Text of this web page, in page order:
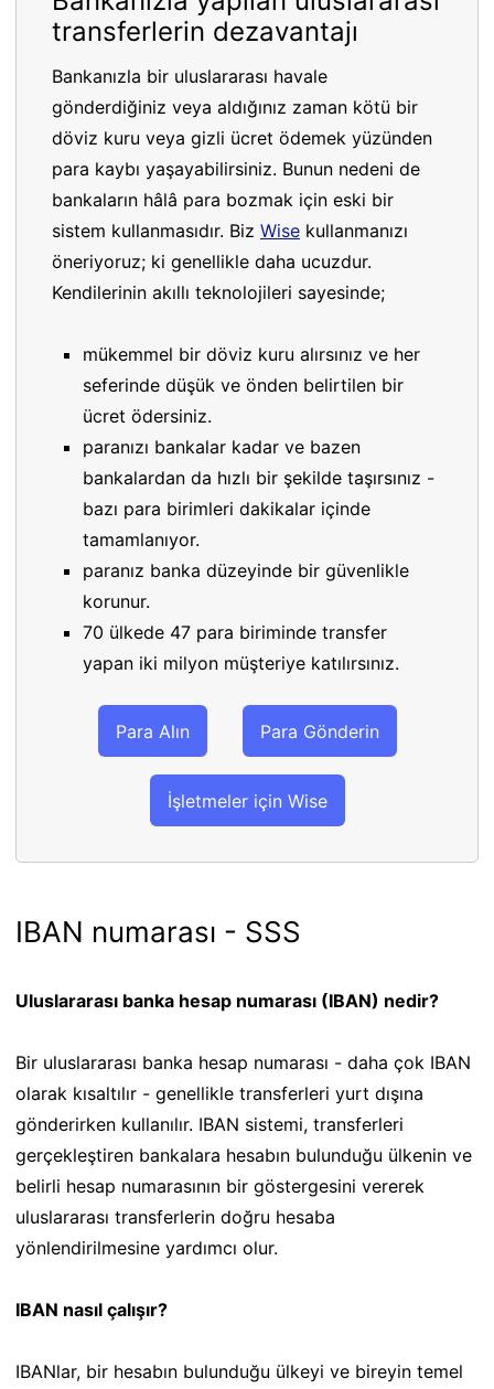
transferlerin dezavantajı
Bankanızla bir uluslararası havale
gönderdiğiniz veya aldığınız zaman kötü bir
döviz kuru veya gizli ücret ödemek yüzünden
para kaybı yaşayabilirsiniz. Bunun nedeni de
bankaların hâlâ para bozmak için eski bir
sistem kullanmasıdır. Biz Wise kullanmanızı
öneriyoruz; ki genellikle daha ucuzdur.
Kendilerinin akıllı teknolojileri sayesinde;
mükemmel bir döviz kuru alırsınız ve her
seferinde düşük ve önden belirtilen bir
ücret ödersiniz.
paranızı bankalar kadar ve bazen
bankalardan da hızlı bir şekilde taşırsınız -
bazı para birimleri dakikalar içinde
tamamlanıyor.
paranız banka düzeyinde bir güvenlikle
korunur.
70 ülkede 47 para biriminde transfer
yapan iki milyon müşteriye katılırsınız.
Para Alın Para Gönderin
İşletmeler için Wise
IBAN numarası - SSS
Uluslararası banka hesap numarası (IBAN) nedir?
Bir uluslararası banka hesap numarası - daha çok IBAN
olarak kısaltılır - genellikle transferleri yurt dışına
gönderirken kullanılır. IBAN sistemi, transferleri
gerçekleştiren bankalara hesabın bulunduğu ülkenin ve
belirli hesap numarasının bir göstergesini vererek
uluslararası transferlerin doğru hesaba
yönlendirilmesine yardımcı olur.
IBAN nasıl çalışır?
IBANlar, bir hesabın bulunduğu ülkeyi ve bireyin temel